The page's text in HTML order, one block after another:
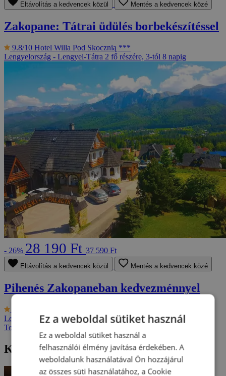
Eltávolítás a kedvencek közül Mentés a kedvencek közé
Zakopane: Tátrai üdülés borbekészítéssel
9.8/10 Hotel Willa Pod Skocznią ***
Lengyelország - Lengyel-Tátra 2 fő részére, 3-tól 8 napig
- 26% 28 190 Ft 37 590 Ft
Eltávolítás a kedvencek közül Mentés a kedvencek közé
Pihenés Zakopaneban kedvezménnyel
Lengyelország - Lengyel-Tátra 2 fő részére, 2-tól 8 napig
További ajánlatok
Kirándulási ötletek a környéken
Ez a weboldal sütiket használ
Ez a weboldal sütiket használ a
felhasználói élmény javítása érdekében. A
weboldalunk használatával Ön hozzájárul
az összes süti használatához, a Cookie